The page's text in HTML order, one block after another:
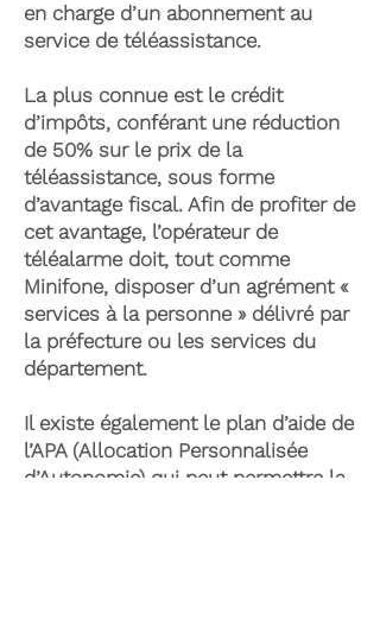
en charge d’un abonnement au
service de téléassistance.
La plus connue est le crédit
d’impôts, conférant une réduction
de 50% sur le prix de la
téléassistance, sous forme
d’avantage fiscal. Afin de profiter de
cet avantage, l’opérateur de
téléalarme doit, tout comme
Minifone, disposer d’un agrément «
services à la personne » délivré par
la préfecture ou les services du
département.
Il existe également le plan d’aide de
l’APA (Allocation Personnalisée
d’Autonomie) qui peut permettre la